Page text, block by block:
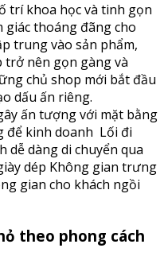
trí khoa học và tinh gọn
giác thoáng đãng cho
trung vào sản phẩm,
trở nên gọn gàng và
chủ shop mới bắt đầu
dấu ấn riêng.
ấn tượng với mặt bằng
để kinh doanh Lối đi
dễ dàng di chuyển qua
Không gian trưng
gian cho khách ngồi
theo phong cách